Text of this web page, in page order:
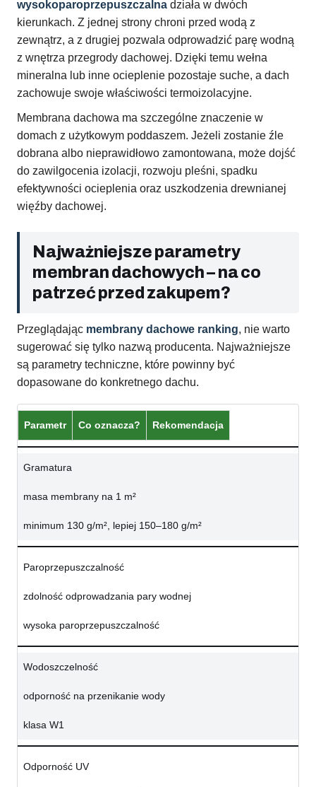
wysokoparoprzepuszczalna działa w dwóch
kierunkach. Z jednej strony chroni przed wodą z
zewnątrz, a z drugiej pozwala odprowadzić parę wodną
z wnętrza przegrody dachowej. Dzięki temu wełna
mineralna lub inne ocieplenie pozostaje suche, a dach
zachowuje swoje właściwości termoizolacyjne.
Membrana dachowa ma szczególne znaczenie w
domach z użytkowym poddaszem. Jeżeli zostanie źle
dobrana albo nieprawidłowo zamontowana, może dojść
do zawilgocenia izolacji, rozwoju pleśni, spadku
efektywności ocieplenia oraz uszkodzenia drewnianej
więźby dachowej.
Najważniejsze parametry
membran dachowych – na co
patrzeć przed zakupem?
Przeglądając membrany dachowe ranking, nie warto
sugerować się tylko nazwą producenta. Najważniejsze
są parametry techniczne, które powinny być
dopasowane do konkretnego dachu.
Parametr Co oznacza? Rekomendacja
Gramatura
masa membrany na 1 m²
minimum 130 g/m², lepiej 150–180 g/m²
Paroprzepuszczalność
zdolność odprowadzania pary wodnej
wysoka paroprzepuszczalność
Wodoszczelność
odporność na przenikanie wody
klasa W1
Odporność UV